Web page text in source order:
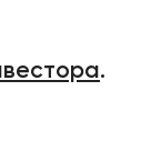
.